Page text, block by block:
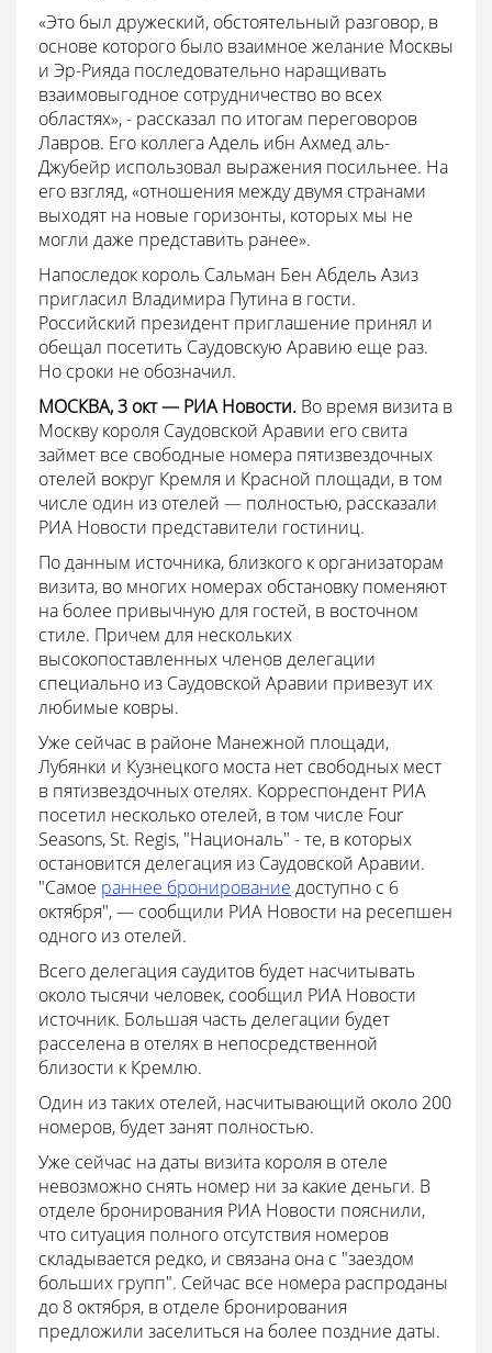
«Это был дружеский, обстоятельный разговор, в
основе которого было взаимное желание Москвы
и Эр-Рияда последовательно наращивать
взаимовыгодное сотрудничество во всех
областях», - рассказал по итогам переговоров
Лавров. Его коллега Адель ибн Ахмед аль-
Джубейр использовал выражения посильнее. На
его взгляд, «отношения между двумя странами
выходят на новые горизонты, которых мы не
могли даже представить ранее».
Напоследок король Сальман Бен Абдель Азиз
пригласил Владимира Путина в гости.
Российский президент приглашение принял и
обещал посетить Саудовскую Аравию еще раз.
Но сроки не обозначил.
МОСКВА, 3 окт — РИА Новости. Во время визита в
Москву короля Саудовской Аравии его свита
займет все свободные номера пятизвездочных
отелей вокруг Кремля и Красной площади, в том
числе один из отелей — полностью, рассказали
РИА Новости представители гостиниц.
По данным источника, близкого к организаторам
визита, во многих номерах обстановку поменяют
на более привычную для гостей, в восточном
стиле. Причем для нескольких
высокопоставленных членов делегации
специально из Саудовской Аравии привезут их
любимые ковры.
Уже сейчас в районе Манежной площади,
Лубянки и Кузнецкого моста нет свободных мест
в пятизвездочных отелях. Корреспондент РИА
посетил несколько отелей, в том числе Four
Seasons, St. Regis, "Националь" - те, в которых
остановится делегация из Саудовской Аравии.
"Самое раннее бронирование доступно с 6
октября", — сообщили РИА Новости на ресепшен
одного из отелей.
Всего делегация саудитов будет насчитывать
около тысячи человек, сообщил РИА Новости
источник. Большая часть делегации будет
расселена в отелях в непосредственной
близости к Кремлю.
Один из таких отелей, насчитывающий около 200
номеров, будет занят полностью.
Уже сейчас на даты визита короля в отеле
невозможно снять номер ни за какие деньги. В
отделе бронирования РИА Новости пояснили,
что ситуация полного отсутствия номеров
складывается редко, и связана она с "заездом
больших групп". Сейчас все номера распроданы
до 8 октября, в отделе бронирования
предложили заселиться на более поздние даты.